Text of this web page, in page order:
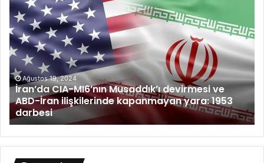
Ağustos 19, 2024
İran’da CIA-MI6’nın Musaddık’ı devirmesi ve
ABD-İran ilişkilerinde kapanmayan yara: 1953
darbesi